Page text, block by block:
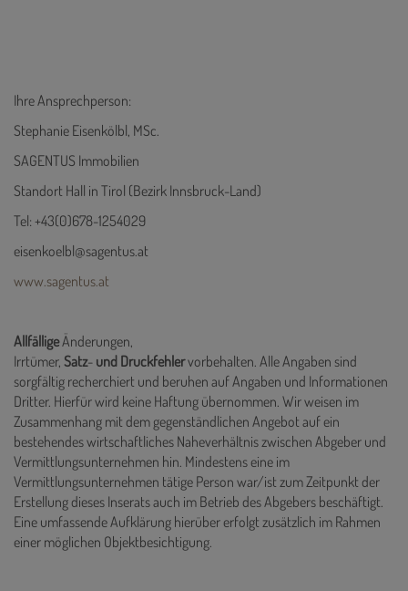
Ihre Ansprechperson:
Stephanie Eisenkölbl, MSc.
SAGENTUS Immobilien
Standort Hall in Tirol (Bezirk Innsbruck-Land)
Tel: +43(0)678-1254029
eisenkoelbl@sagentus.at
www.sagentus.at
AllfälligeÄnderungen,
Irrtümer, Satz- und Druckfehlervorbehalten. Alle Angaben sind
sorgfältig recherchiert und beruhen auf Angaben und Informationen
Dritter. Hierfür wird keine Haftung übernommen. Wir weisen im
Zusammenhang mit dem gegenständlichen Angebot auf ein
bestehendes wirtschaftliches Naheverhältnis zwischen Abgeber und
Vermittlungsunternehmen hin. Mindestens eine im
Vermittlungsunternehmen tätige Person war/ist zum Zeitpunkt der
Erstellung dieses Inserats auch im Betrieb des Abgebers beschäftigt.
Eine umfassende Aufklärung hierüber erfolgt zusätzlich im Rahmen
einer möglichen Objektbesichtigung.